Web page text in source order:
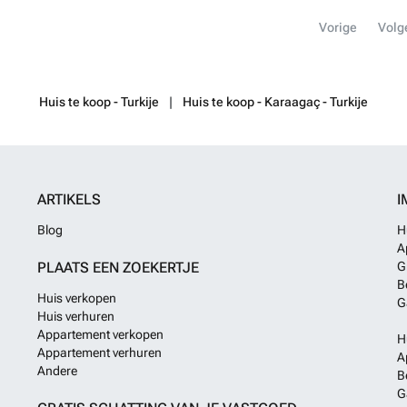
suite
watertank,
Vorige
Huis te koop - Turkije Huis te koop - Karaagaç - Turkije
ARTIKELS
Blog
PLAATS EEN ZOEKERTJE
Huis verkopen
Huis verhuren
Appartement verkopen
Appartement verhuren
Andere